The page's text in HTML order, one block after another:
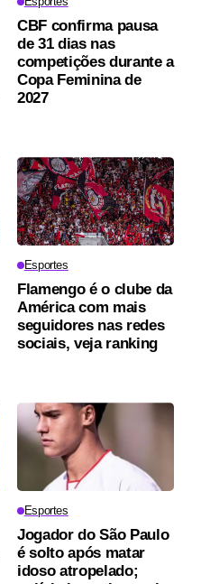
CBF confirma pausa
de 31 dias nas
competições durante a
Copa Feminina de
2027
Esportes
Flamengo é o clube da
América com mais
seguidores nas redes
sociais, veja ranking
Esportes
Jogador do São Paulo
é solto após matar
idoso atropelado;